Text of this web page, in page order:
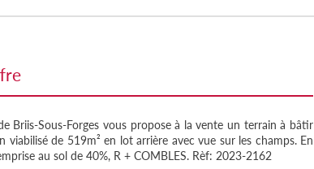
Briis-Sous-Forges vous propose à la vente un terrain à bâtir
viabilisé de 519m² en lot arrière avec vue sur les champs. En
au sol de 40%, R + COMBLES. Rèf: 2023-2162